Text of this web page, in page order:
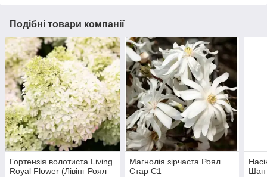
Подібні товари компанії
Гортензія волотиста Living
Royal Flower (Лівінг Роял
Магнолія зірчаста Роял
Стар С1